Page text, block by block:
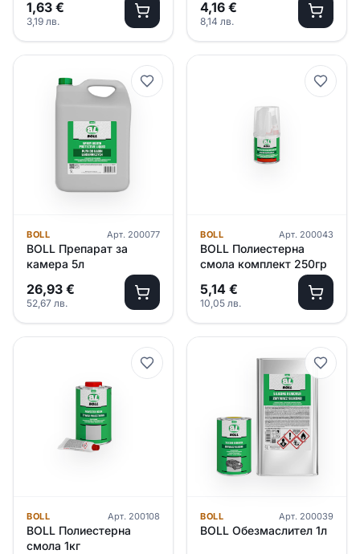
1,63 €
3,19 лв.
4,16 €
8,14 лв.
BOLL Арт. 200077
BOLL Препарат за
камера 5л
26,93 €
52,67 лв.
BOLL Арт. 200043
BOLL Полиестерна
смола комплект 250гр
5,14 €
10,05 лв.
BOLL Арт. 200108
BOLL Полиестерна
смола 1кг
BOLL Арт. 200039
BOLL Обезмаслител 1л